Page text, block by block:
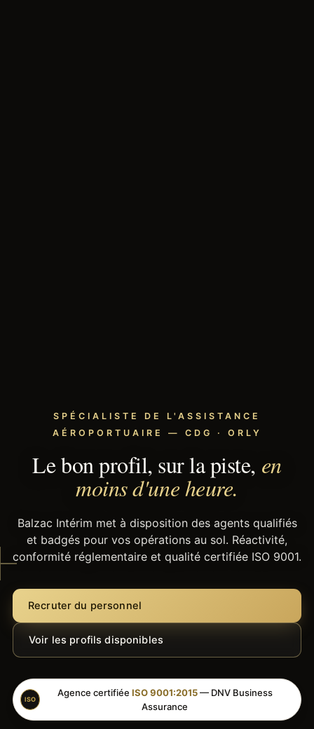
SPÉCIALISTE DE L'ASSISTANCE
AÉROPORTUAIRE — CDG · ORLY
Le bon profil, sur la piste, en
moins d'une heure.
Balzac Intérim met à disposition des agents qualifiés
et badgés pour vos opérations au sol. Réactivité,
conformité réglementaire et qualité certifiée ISO 9001.
Recruter du personnel
Voir les profils disponibles
ISO
Agence certifiée ISO 9001:2015— DNV Business
Assurance